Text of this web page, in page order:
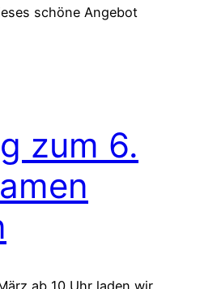
schöne Angebot
zum 6.